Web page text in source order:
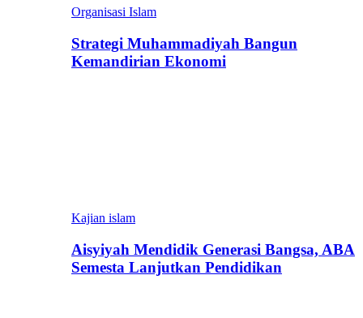
Organisasi Islam
Strategi Muhammadiyah Bangun
Kemandirian Ekonomi
Kajian islam
Aisyiyah Mendidik Generasi Bangsa, ABA
Semesta Lanjutkan Pendidikan